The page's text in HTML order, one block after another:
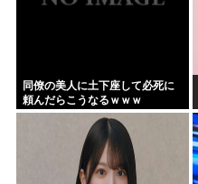
同僚の美人に土下座して必死に
頼んだらこうなるｗｗｗ